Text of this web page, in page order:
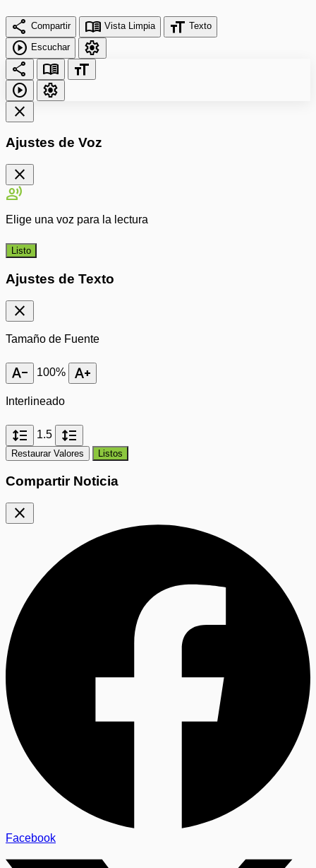
share Compartir menu_book Vista Limpia format_size Texto
play_circle Escuchar
settings
share
menu_book
format_size
play_circle
settings
close
Ajustes de Voz
close
record_voice_over
Elige una voz para la lectura
Listo
Ajustes de Texto
close
Tamaño de Fuente
text_decrease 100% text_increase
Interlineado
format_line_spacing 1.5 format_line_spacing
Restaurar Valores Listos
Compartir Noticia
close
Facebook